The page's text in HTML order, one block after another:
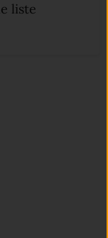
liste